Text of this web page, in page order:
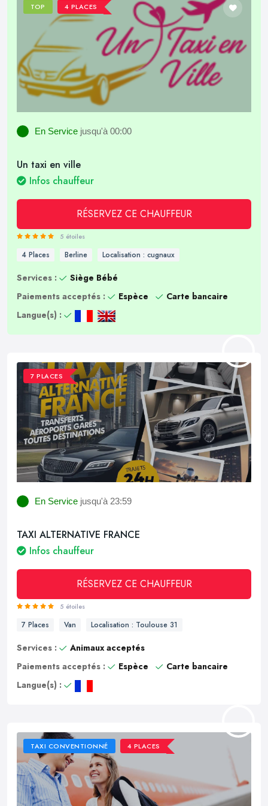
TOP 4 PLACES
En Service jusqu'à 00:00
Un taxi en ville
Infos chauffeur
RÉSERVEZ CE CHAUFFEUR
5 étoiles
4 Places Berline Localisation : cugnaux
Services :
Siège Bébé
Paiements acceptés :
Espèce
Carte bancaire
Langue(s) :
7 PLACES
En Service jusqu'à 23:59
TAXI ALTERNATIVE FRANCE
Infos chauffeur
RÉSERVEZ CE CHAUFFEUR
5 étoiles
7 Places Van Localisation : Toulouse 31
Services :
Animaux acceptés
Paiements acceptés :
Espèce
Carte bancaire
Langue(s) :
TAXI CONVENTIONNÉ 4 PLACES